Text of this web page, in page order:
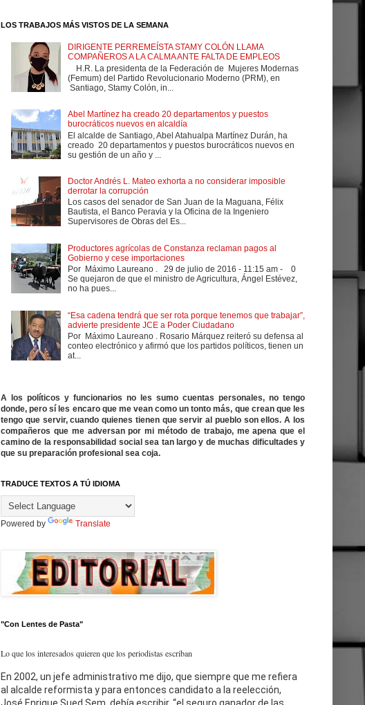
LOS TRABAJOS MÁS VISTOS DE LA SEMANA
DIRIGENTE PERREMEÍSTA STAMY COLÓN LLAMA
COMPAÑEROS A LA CALMA ANTE FALTA DE EMPLEOS
H.R. La presidenta de la Federación de Mujeres Modernas
(Femum) del Partido Revolucionario Moderno (PRM), en
Santiago, Stamy Colón, in...
Abel Martínez ha creado 20 departamentos y puestos
burocráticos nuevos en alcaldía
El alcalde de Santiago, Abel Atahualpa Martínez Durán, ha
creado 20 departamentos y puestos burocráticos nuevos en
su gestión de un año y ...
Doctor Andrés L. Mateo exhorta a no considerar imposible
derrotar la corrupción
Los casos del senador de San Juan de la Maguana, Félix
Bautista, el Banco Peravia y la Oficina de la Ingeniero
Supervisores de Obras del Es...
Productores agrícolas de Constanza reclaman pagos al
Gobierno y cese importaciones
Por Máximo Laureano . 29 de julio de 2016 - 11:15 am - 0
Se quejaron de que el ministro de Agricultura, Ángel Estévez,
no ha pues...
“Esa cadena tendrá que ser rota porque tenemos que trabajar”,
advierte presidente JCE a Poder Ciudadano
Por Máximo Laureano . Rosario Márquez reiteró su defensa al
conteo electrónico y afirmó que los partidos políticos, tienen un
at...
A los políticos y funcionarios no les sumo cuentas personales, no tengo
donde, pero sí les encaro que me vean como un tonto más, que crean que les
tengo que servir, cuando quienes tienen que servir al pueblo son ellos. A los
compañeros que me adversan por mi método de trabajo, me apena que el
camino de la responsabilidad social sea tan largo y de muchas dificultades y
que su preparación profesional sea coja.
TRADUCE TEXTOS A TÚ IDIOMA
Powered by Translate
"Con Lentes de Pasta"
Lo que los interesados quieren que los periodistas escriban
En 2002, un jefe administrativo me dijo, que siempre que me refiera
al alcalde reformista y para entonces candidato a la reelección,